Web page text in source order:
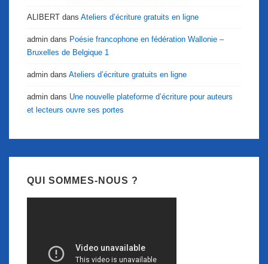
ALIBERT dans Ateliers d’écriture gratuits en ligne
admin dans Poésie francophone en fédération Wallonie –
Bruxelles de Belgique 1
admin dans Ateliers d’écriture gratuits en ligne
admin dans Une nouvelle plateforme d’écriture pour auteurs
et lecteurs ouvre ses portes
QUI SOMMES-NOUS ?